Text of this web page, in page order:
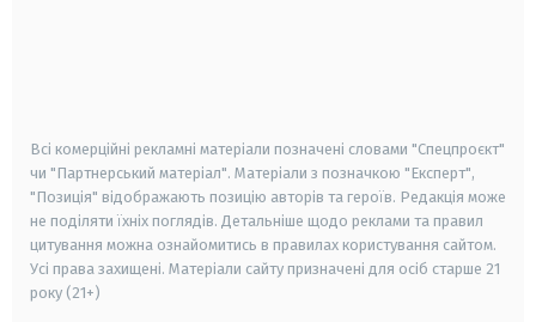
Всі комерційні рекламні матеріали позначені словами "Спецпроєкт"
чи "Партнерський матеріал". Матеріали з позначкою "Експерт",
"Позиція" відображають позицію авторів та героїв. Редакція може
не поділяти їхніх поглядів. Детальніше щодо реклами та правил
цитування можна ознайомитись в правилах користування сайтом.
Усі права захищені. Матеріали сайту призначені для осіб старше 21
року (21+)